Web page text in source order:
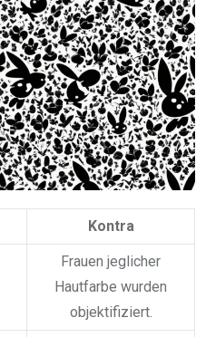
Kontra
Frauen jeglicher
Hautfarbe wurden
objektifiziert.